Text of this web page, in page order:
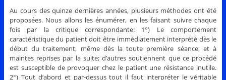
Au cours des quinze dernières années, plusieurs méthodes ont été
proposées. Nous allons les énumérer, en les faisant suivre chaque
fois par la critique correspondante: 1°) Le comportement
caractéristique du patient doit être immédiatement interprété dès le
début du traitement, même dès la toute première séance, et à
maintes reprises par la suite; d’autres soutiennent que ce procédé
est susceptible de provoquer chez le patient une résistance inutile.
2°) Tout d’abord et par-dessus tout il faut interpréter le véritable